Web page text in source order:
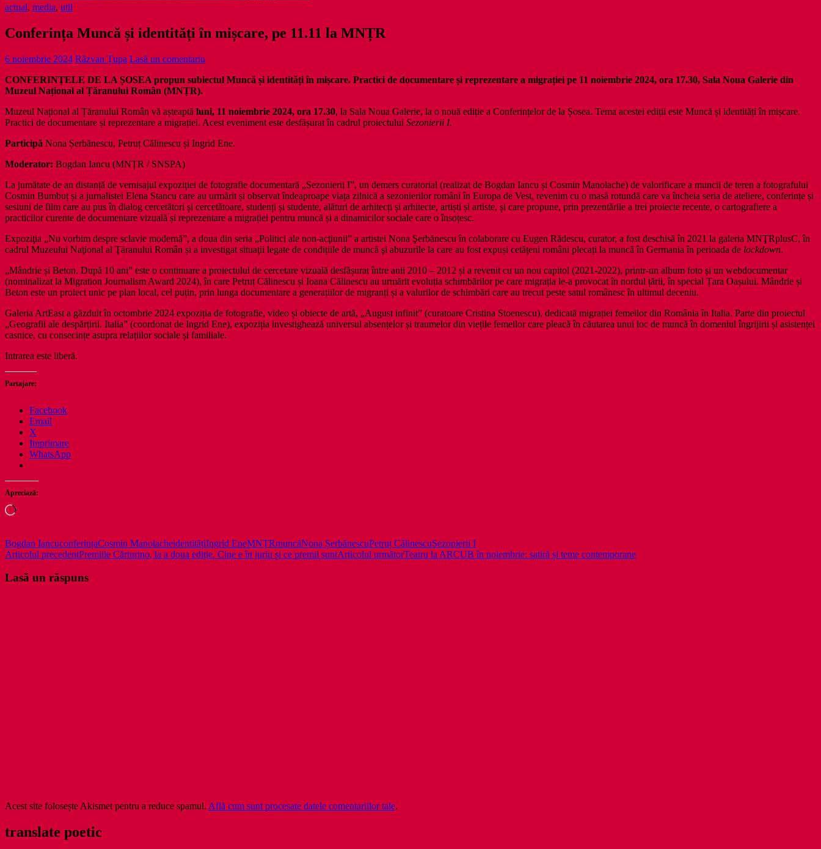
actual, media, util
Conferința Muncă și identități în mișcare, pe 11.11 la MNȚR
6 noiembrie 2024 Răzvan Țupa Lasă un comentariu
CONFERINȚELE DE LA ȘOSEA propun subiectul Muncă și identități în mișcare. Practici de documentare și reprezentare a migrației pe 11 noiembrie 2024, ora 17.30, Sala Noua Galerie din
Muzeul Național al Țăranului Român (MNȚR).
Muzeul Național al Țăranului Român vă așteaptă luni, 11 noiembrie 2024, ora 17.30, la Sala Noua Galerie, la o nouă ediție a Conferințelor de la Șosea. Tema acestei ediții este Muncă și identități în mișcare.
Practici de documentare și reprezentare a migrației. Acest eveniment este desfășurat în cadrul proiectului Sezonierii I.
Participă Nona Șerbănescu, Petruț Călinescu și Ingrid Ene.
Moderator: Bogdan Iancu (MNȚR / SNSPA)
La jumătate de an distanță de vernisajul expoziției de fotografie documentară „Sezonierii I”, un demers curatorial (realizat de Bogdan Iancu și Cosmin Manolache) de valorificare a muncii de teren a fotografului
Cosmin Bumbuț și a jurnalistei Elena Stancu care au urmărit și observat îndeaproape viața zilnică a sezonierilor români în Europa de Vest, revenim cu o masă rotundă care va încheia seria de ateliere, conferințe și
sesiuni de film care au pus în dialog cercetători și cercetătoare, studenți și studente, alături de arhitecți și arhitecte, artiști și artiste, și care propune, prin prezentările a trei proiecte recente, o cartografiere a
practicilor curente de documentare vizuală și reprezentare a migrației pentru muncă și a dinamicilor sociale care o însoțesc.
Expoziţia „Nu vorbim despre sclavie modernă”, a doua din seria „Politici ale non-acţiunii” a artistei Nona Şerbănescu în colaborare cu Eugen Rădescu, curator, a fost deschisă în 2021 la galeria MNŢRplusC, în
cadrul Muzeului Naţional al Ţăranului Român și a investigat situaţii legate de condițiile de muncă şi abuzurile la care au fost expuși cetăţeni români plecați la muncă în Germania în perioada de lockdown.
„Mândrie și Beton. După 10 ani” este o continuare a proiectului de cercetare vizuală desfășurat între anii 2010 – 2012 și a revenit cu un nou capitol (2021-2022), printr-un album foto și un webdocumentar
(nominalizat la Migration Journalism Award 2024), în care Petruț Călinescu și Ioana Călinescu au urmărit evoluția schimbărilor pe care migrația le-a provocat în nordul țării, în special Țara Oașului. Mândrie și
Beton este un proiect unic pe plan local, cel puțin, prin lunga documentare a generațiilor de migranți și a valurilor de schimbări care au trecut peste satul românesc în ultimul deceniu.
Galeria ArtEast a găzduit în octombrie 2024 expoziția de fotografie, video și obiecte de artă, „August infinit” (curatoare Cristina Stoenescu), dedicată migrației femeilor din România în Italia. Parte din proiectul
„Geografii ale despărțirii. Italia” (coordonat de Ingrid Ene), expoziția investighează universul absențelor și traumelor din viețile femeilor care pleacă în căutarea unui loc de muncă în domeniul îngrijirii și asistenței
casnice, cu consecințe asupra relațiilor sociale și familiale.
Intrarea este liberă.
Partajare:
Facebook
Email
X
Imprimare
WhatsApp
Apreciază:
Încarc...
Bogdan IancuconferințaCosmin ManolacheidentitățiIngrid EneMNȚRmuncăNona ȘerbănescuPetruț CălinescuSezonierii I
Navigare
în
Articolul precedentPremiile Cărturino, la a doua ediție. Cine e în juriu și ce premii suntArticolul următorTeatru la ARCUB în noiembrie: satiră și teme contemporane
Lasă un răspuns
Acest site folosește Akismet pentru a reduce spamul. Află cum sunt procesate datele comentariilor tale.
translate poetic